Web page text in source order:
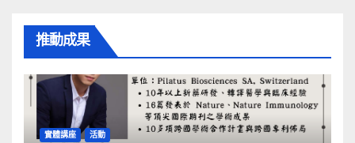
推動成果
實體講座 活動